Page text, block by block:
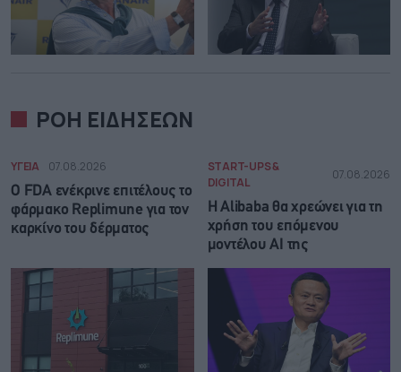
ΡΟΗ ΕΙΔΗΣΕΩΝ
ΥΓΕΙΑ 07.08.2026
Ο FDA ενέκρινε επιτέλους το
φάρμακο Replimune για τον
καρκίνο του δέρματος
START-UPS &
DIGITAL
07.08.2026
Η Alibaba θα χρεώνει για τη
χρήση του επόμενου
μοντέλου AI της